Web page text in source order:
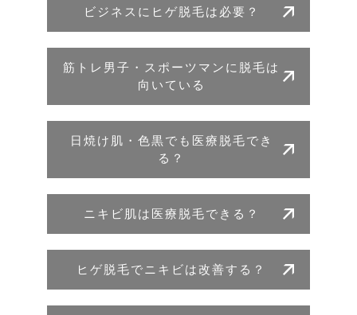
ビジネスにヒゲ脱毛は必要？
筋トレ男子・スポーツマンに脱毛は
向いている
日焼け肌・色黒でも医療脱毛でき
る？
ニキビ肌は医療脱毛できる？
ヒゲ脱毛でニキビは改善する？